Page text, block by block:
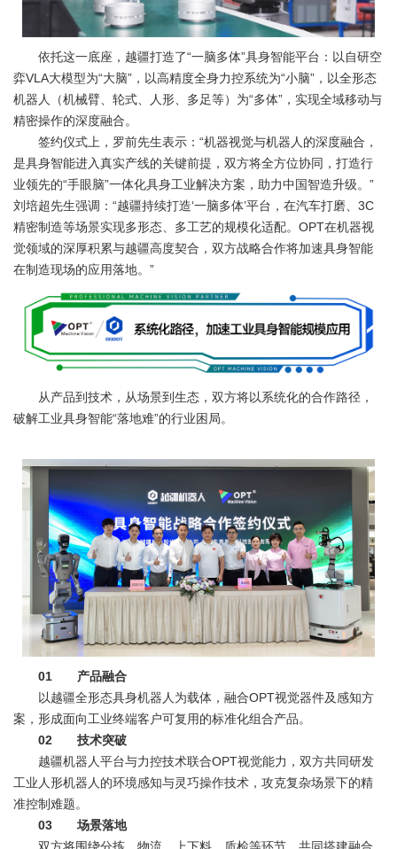
依托这一底座，越疆打造了“一脑多体”具身智能平台：以自研空
弈VLA大模型为“大脑”，以高精度全身力控系统为“小脑”，以全形态
机器人（机械臂、轮式、人形、多足等）为“多体”，实现全域移动与
精密操作的深度融合。
签约仪式上，罗前先生表示：“机器视觉与机器人的深度融合，
是具身智能进入真实产线的关键前提，双方将全方位协同，打造行
业领先的“手眼脑”一体化具身工业解决方案，助力中国智造升级。”
刘培超先生强调：“越疆持续打造‘一脑多体’平台，在汽车打磨、3C
精密制造等场景实现多形态、多工艺的规模化适配。OPT在机器视
觉领域的深厚积累与越疆高度契合，双方战略合作将加速具身智能
在制造现场的应用落地。”
从产品到技术，从场景到生态，双方将以系统化的合作路径，
破解工业具身智能“落地难”的行业困局。
01 产品融合
以越疆全形态具身机器人为载体，融合OPT视觉器件及感知方
案，形成面向工业终端客户可复用的标准化组合产品。
02 技术突破
越疆机器人平台与力控技术联合OPT视觉能力，双方共同研发
工业人形机器人的环境感知与灵巧操作技术，攻克复杂场景下的精
准控制难题。
03 场景落地